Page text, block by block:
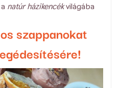
natúr házikencékvilágába
szappanokat